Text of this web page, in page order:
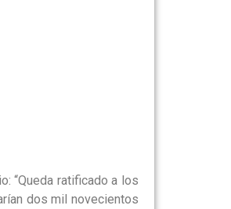
“Queda ratificado a los
dos mil novecientos